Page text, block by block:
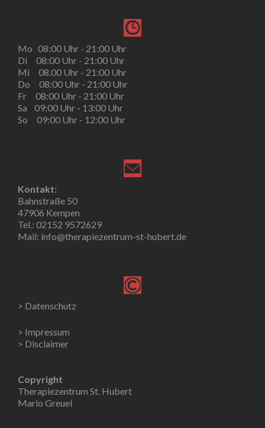
Mo 08:00 Uhr - 21:00 Uhr
Di 08:00 Uhr - 21:00 Uhr
Mi 08.00 Uhr - 21:00 Uhr
Do 08:00 Uhr - 21:00 Uhr
Fr 08:00 Uhr - 21:00 Uhr
Sa 09:00 Uhr - 13:00 Uhr
So 09:00 Uhr - 12:00 Uhr
Kontakt:
Bahnstraße 50
47906 Kempen
Tel.: 02152 9572629
Mail: info@therapiezentrum-st-hubert.de
> Datenschutz
> Impressum
> Disclaimer
Copyright
Therapiezentrum St. Hubert
Mario Greuel